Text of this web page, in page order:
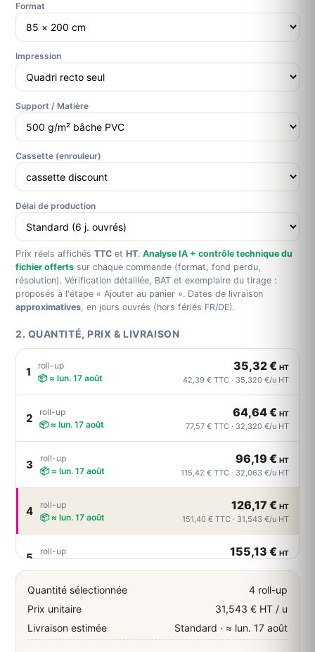
Format
Impression
Support / Matière
Cassette (enrouleur)
Délai de production
Prix réels affichés TTC et HT. Analyse IA + contrôle technique du
fichier offerts sur chaque commande (format, fond perdu,
résolution). Vérification détaillée, BAT et exemplaire du tirage :
proposés à l'étape « Ajouter au panier ». Dates de livraison
approximatives, en jours ouvrés (hors fériés FR/DE).
2. QUANTITÉ, PRIX & LIVRAISON
1
roll-up
📦 ≈ lun. 17 août
35,32 € HT
42,39 € TTC · 35,320 €/u HT
2
roll-up
📦 ≈ lun. 17 août
64,64 € HT
77,57 € TTC · 32,320 €/u HT
3
roll-up
📦 ≈ lun. 17 août
96,19 € HT
115,42 € TTC · 32,063 €/u HT
4
roll-up
📦 ≈ lun. 17 août
126,17 € HT
151,40 € TTC · 31,543 €/u HT
5
roll-up
155,13 € HT
6
roll-up
📦 ≈ lun. 17 août
184,51 €
221,41 € TTC · 30,752 €/u HT
roll-up
213,89 €
Quantité sélectionnée
4 roll-up
Prix unitaire
31,543 € HT / u
Livraison estimée
Standard · ≈ lun. 17 août